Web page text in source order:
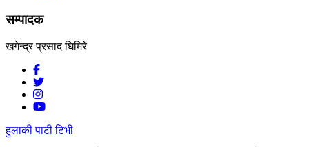
सम्पादक
खगेन्द्र प्रसाद घिमिरे
हुलाकी पाटी टिभी